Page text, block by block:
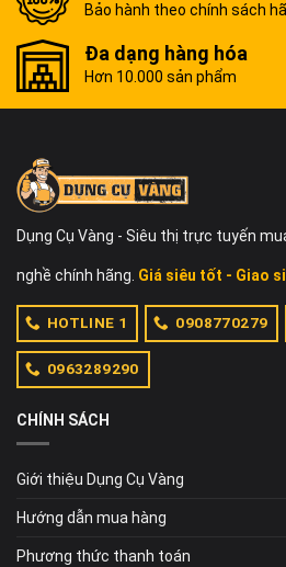
Bảo hành theo chính sách
Đa dạng hàng hóa
Hơn 10.000 sản phẩm
Dụng Cụ Vàng - Siêu thị trực tuyến
nghề chính hãng. Giá siêu tốt - Giao
HOTLINE 1 0908770279
0963289290
CHÍNH SÁCH
Giới thiệu Dụng Cụ Vàng
Hướng dẫn mua hàng
Phương thức thanh toán